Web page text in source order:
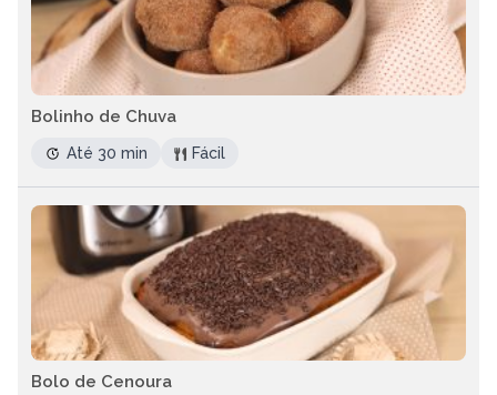
Bolinho de Chuva
Até 30 min Fácil
Bolo de Cenoura